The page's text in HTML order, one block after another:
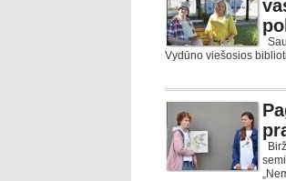
Vydūno viešosios